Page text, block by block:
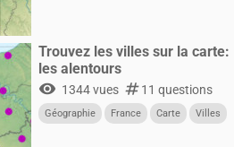
Trouvez les villes sur la
les alentours
visibility 1344 vues numbers11 questions
Géographie France Carte Villes